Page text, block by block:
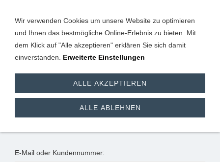
Anmeldung
E-Mail oder Kundennummer:
Wir verwenden Cookies um unsere Website zu optimieren
und Ihnen das bestmögliche Online-Erlebnis zu bieten. Mit
dem Klick auf "Alle akzeptieren" erklären Sie sich damit
einverstanden. Erweiterte Einstellungen
ALLE AKZEPTIEREN
ALLE ABLEHNEN